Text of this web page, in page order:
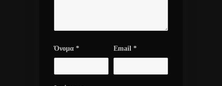
Όνομα * Email *